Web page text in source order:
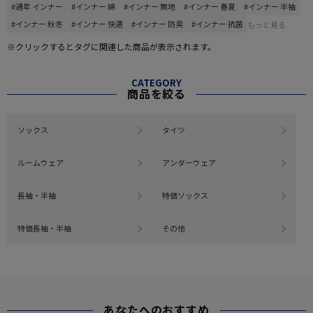
#通年 インナー #インナー 綿 #インナー 無地 #インナー 春夏
#インナー 半袖
#インナー 秋冬
#インナー 快適 #インナー 防臭 #インナー 抗菌 もっと見る
※クリックするとタグに関連した商品が表示されます。
CATEGORY
商品を絞る
ソックス タイツ
ルームウェア アンダーウェア
長袖・半袖 特価ソックス
特価長袖・半袖 その他
あなたへのおすすめ